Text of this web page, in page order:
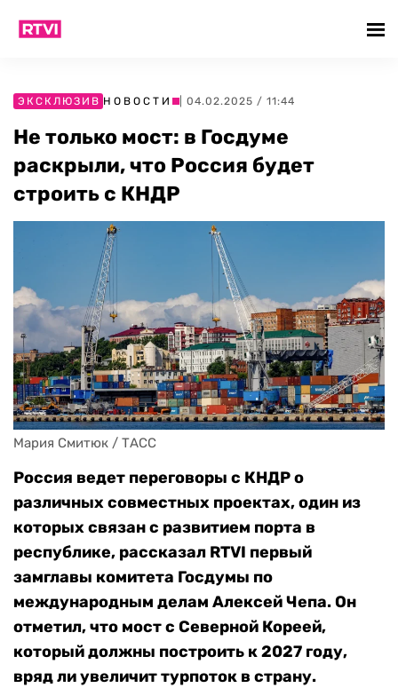
ЭКСКЛЮЗИВ НОВОСТИ | 04.02.2025 / 11:44
Не только мост: в Госдуме
раскрыли, что Россия будет
строить с КНДР
Мария Смитюк / ТАСС
Россия ведет переговоры с КНДР о
различных совместных проектах, один из
которых связан с развитием порта в
республике, рассказал RTVI первый
замглавы комитета Госдумы по
международным делам Алексей Чепа. Он
отметил, что мост с Северной Кореей,
который должны построить к 2027 году,
вряд ли увеличит турпоток в страну.